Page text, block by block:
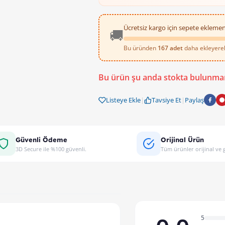
🚚Ücretsiz kargo için sepete
Bu üründen 167 adetdaha
Bu ürün şu anda stokta
Listeye Ekle| Tavsiye Et| Paylaş
Güvenli Ödeme
3D Secure ile %100 güvenli.
Orijinal Ürün
Tüm ürünler orijinal ve
5